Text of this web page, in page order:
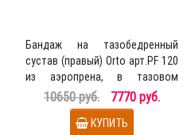
Бандаж на тазобедренный
сустав (правый) Orto арт.PF 120
из аэропрена, в тазовом
компоненте конструк..
10650 руб. 7770 руб.
КУПИТЬ